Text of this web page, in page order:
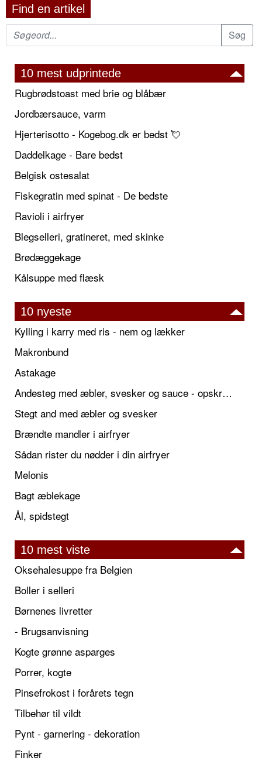
Find en artikel
10 mest udprintede
Rugbrødstoast med brie og blåbær
Jordbærsauce, varm
Hjerterisotto - Kogebog.dk er bedst 💘
Daddelkage - Bare bedst
Belgisk ostesalat
Fiskegratin med spinat - De bedste
Ravioli i airfryer
Blegselleri, gratineret, med skinke
Brødæggekage
Kålsuppe med flæsk
10 nyeste
Kylling i karry med ris - nem og lækker
Makronbund
Astakage
Andesteg med æbler, svesker og sauce - opskrift også til jul
Stegt and med æbler og svesker
Brændte mandler i airfryer
Sådan rister du nødder i din airfryer
Melonis
Bagt æblekage
Ål, spidstegt
10 mest viste
Oksehalesuppe fra Belgien
Boller i selleri
Børnenes livretter
- Brugsanvisning
Kogte grønne asparges
Porrer, kogte
Pinsefrokost i forårets tegn
Tilbehør til vildt
Pynt - garnering - dekoration
Finker